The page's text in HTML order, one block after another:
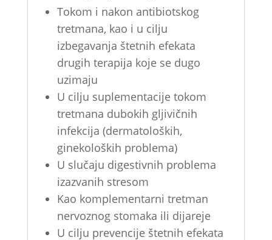
Tokom i nakon antibiotskog
tretmana, kao i u cilju
izbegavanja štetnih efekata
drugih terapija koje se dugo
uzimaju
U cilju suplementacije tokom
tretmana dubokih gljivičnih
infekcija (dermatoloških,
ginekoloških problema)
U slučaju digestivnih problema
izazvanih stresom
Kao komplementarni tretman
nervoznog stomaka ili dijareje
U cilju prevencije štetnih efekata